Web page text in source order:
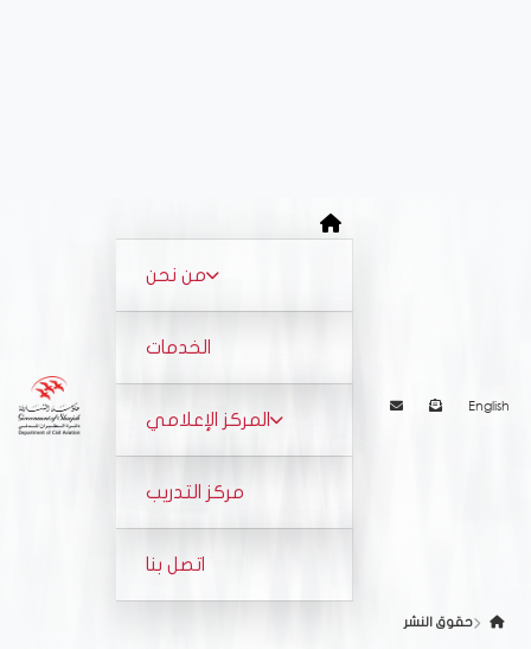
من نحن
الهيكل التنظيمي
الخدمات
المركز الإعلامي
معرض الصور
مركز التدريب
اتصل بنا
English
حقوق النشر